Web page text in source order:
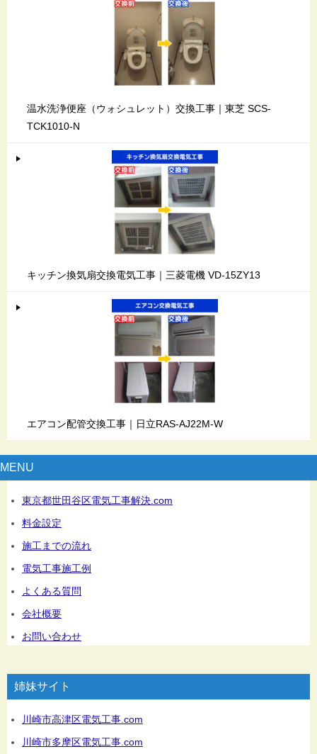
温水洗浄便座（ウォシュレット）交換工事｜東芝 SCS-
TCK1010-N
キッチン換気扇交換電気工事｜三菱電機 VD-15ZY13
エアコン配管交換工事｜日立RAS-AJ22M-W
MENU
東京都世田谷区電気工事解決.com
料金設定
施工までの流れ
電気工事施工例
よくある質問
会社概要
お問い合わせ
姉妹サイト
川崎市高津区電気工事.com
川崎市多摩区電気工事.com